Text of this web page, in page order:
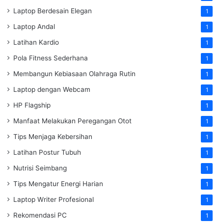
Laptop Berdesain Elegan 1
Laptop Andal 1
Latihan Kardio 1
Pola Fitness Sederhana 1
Membangun Kebiasaan Olahraga Rutin 1
Laptop dengan Webcam 1
HP Flagship 1
Manfaat Melakukan Peregangan Otot 1
Tips Menjaga Kebersihan 1
Latihan Postur Tubuh 1
Nutrisi Seimbang 1
Tips Mengatur Energi Harian 1
Laptop Writer Profesional 1
Rekomendasi PC 1